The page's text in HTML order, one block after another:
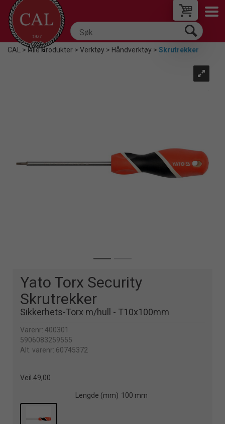
CAL >Alle Produkter>Verktøy>Håndverktøy>Skrutrekker
Yato Torx Security
Skrutrekker
Sikkerhets-Torx m/hull - T10x100mm
Varenr: 400301
5906083259555
Alt. varenr: 60745372
Veil. 49,00
Lengde (mm) 100 mm